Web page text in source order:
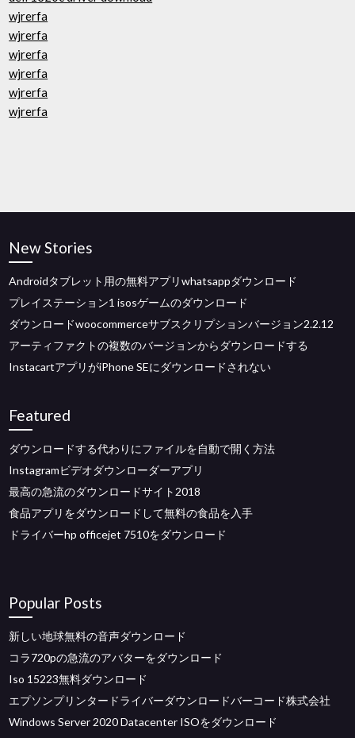
wjrerfa
wjrerfa
wjrerfa
wjrerfa
wjrerfa
wjrerfa
New Stories
Androidタブレット用の無料アプリwhatsappダウンロード
プレイステーション1 isosゲームのダウンロード
ダウンロードwoocommerceサブスクリプションバージョン2.2.12
アーティファクトの複数のバージョンからダウンロードする
InstacartアプリがiPhone SEにダウンロードされない
Featured
ダウンロードする代わりにファイルを自動で開く方法
Instagramビデオダウンローダーアプリ
最高の急流のダウンロードサイト2018
食品アプリをダウンロードして無料の食品を入手
ドライバーhp officejet 7510をダウンロード
Popular Posts
新しい地球無料の音声ダウンロード
コラ720pの急流のアバターをダウンロード
Iso 15223無料ダウンロード
エプソンプリンタードライバーダウンロードバーコード株式会社
Windows Server 2020 Datacenter ISOをダウンロード